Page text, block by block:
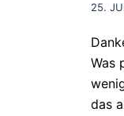
25.
Was
das